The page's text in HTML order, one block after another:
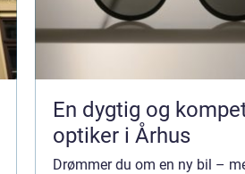
En dygtig og
optiker i Århus
Drømmer du om en ny bil –